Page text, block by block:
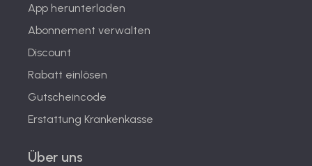
App herunterladen
Abonnement verwalten
Discount
Rabatt einlösen
Gutscheincode
Erstattung Krankenkasse
Über uns